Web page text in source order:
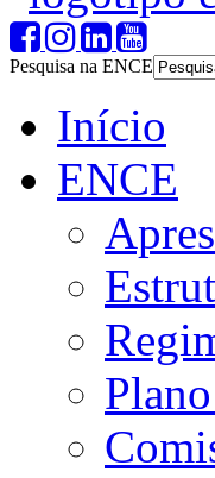
Pesquisa na ENCE
Início
ENCE